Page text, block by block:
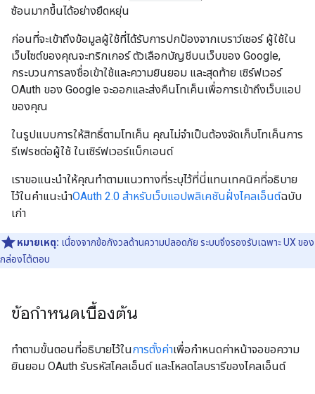
ซ้อนมากขึ้นได้อย่างยืดหยุ่น
ก่อนที่จะเข้าถึงข้อมูลผู้ใช้ที่ได้รับการปกป้องจากเบราว์เซอร์ ผู้ใช้ใน
เว็บไซต์ของคุณจะทริกเกอร์ ตัวเลือกบัญชีบนเว็บของ Google,
กระบวนการลงชื่อเข้าใช้และความยินยอม และสุดท้าย เซิร์ฟเวอร์
OAuth ของ Google จะออกและส่งคืนโทเค็นเพื่อการเข้าถึงเว็บแอป
ของคุณ
ในรูปแบบการให้สิทธิ์ตามโทเค็น คุณไม่จำเป็นต้องจัดเก็บโทเค็นการ
รีเฟรชต่อผู้ใช้ ในเซิร์ฟเวอร์แบ็กเอนด์
เราขอแนะนำให้คุณทำตามแนวทางที่ระบุไว้ที่นี่แทนเทคนิคที่อธิบาย
ไว้ในคำแนะนำOAuth 2.0 สำหรับเว็บแอปพลิเคชันฝั่งไคลเอ็นต์ฉบับ
เก่า
หมายเหตุ: เนื่องจากข้อกังวลด้านความปลอดภัย ระบบจึงรองรับเฉพาะ UX ของ
กล่องโต้ตอบ
ข้อกำหนดเบื้องต้น
ทําตามขั้นตอนที่อธิบายไว้ในการตั้งค่าเพื่อกําหนดค่าหน้าจอขอความ
ยินยอม OAuth รับรหัสไคลเอ็นต์ และโหลดไลบรารีของไคลเอ็นต์